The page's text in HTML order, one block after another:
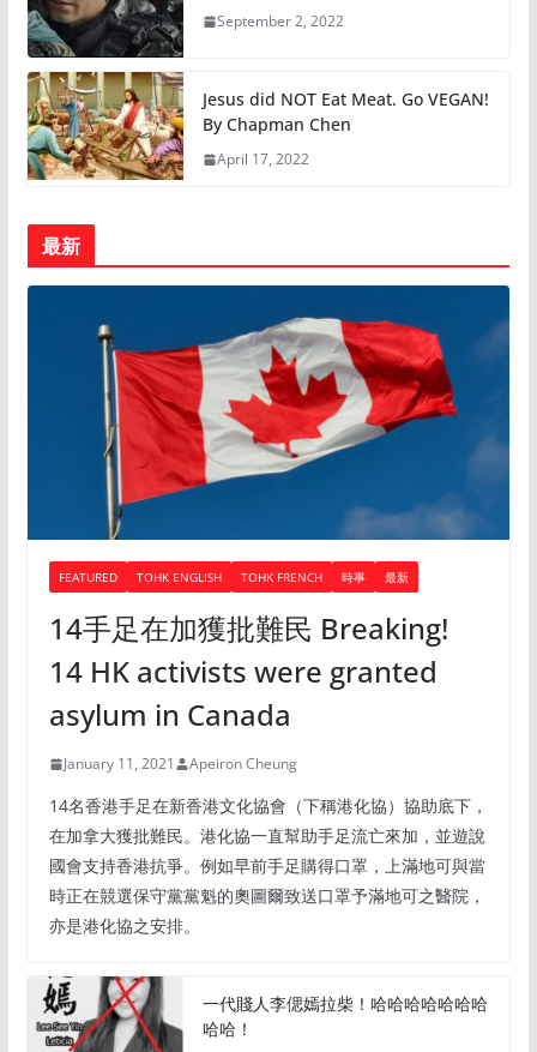
September 2, 2022
Jesus did NOT Eat Meat. Go VEGAN!
By Chapman Chen
April 17, 2022
最新
FEATURED TOHK ENGLISH TOHK FRENCH 時事 最新
14手足在加獲批難民 Breaking!
14 HK activists were granted
asylum in Canada
January 11, 2021 Apeiron Cheung
14名香港手足在新香港文化協會（下稱港化協）協助底下，
在加拿大獲批難民。港化協一直幫助手足流亡來加，並遊說
國會支持香港抗爭。例如早前手足購得口罩，上滿地可與當
時正在競選保守黨黨魁的奧圖爾致送口罩予滿地可之醫院，
亦是港化協之安排。
一代賤人李偲嫣拉柴！哈哈哈哈哈哈哈
哈哈！